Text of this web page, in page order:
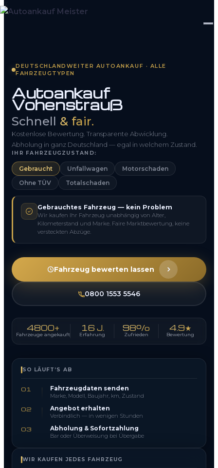
So funktioniert’s
Kontakt
FAQ
0800 1553 5546
DEUTSCHLANDWEITER AUTOANKAUF · ALLE
FAHRZEUGTYPEN
Autoankauf
Vohenstrauß
Schnell & fair.
Kostenlose Bewertung. Transparente Abwicklung.
Abholung in ganz Deutschland — egal in welchem Zustand.
IHR FAHRZEUGZUSTAND:
Gebraucht Unfallwagen
Motorschaden
Ohne TÜV
Totalschaden
Gebrauchtes Fahrzeug — kein Problem
Wir kaufen Ihr Fahrzeug unabhängig von Alter,
Kilometerstand und Marke. Faire Marktbewertung, keine
versteckten Abzüge.
Fahrzeug bewerten lassen
0800 1553 5546
4800+
Fahrzeuge angekauft
16 J.
Erfahrung
98%
Zufrieden
4.9★
Bewertung
SO LÄUFT’S AB
01 Fahrzeugdaten senden
Marke, Modell, Baujahr, km, Zustand
02 Angebot erhalten
Verbindlich — in wenigen Stunden
03 Abholung & Sofortzahlung
Bar oder Überweisung bei Übergabe
WIR KAUFEN JEDES FAHRZEUG